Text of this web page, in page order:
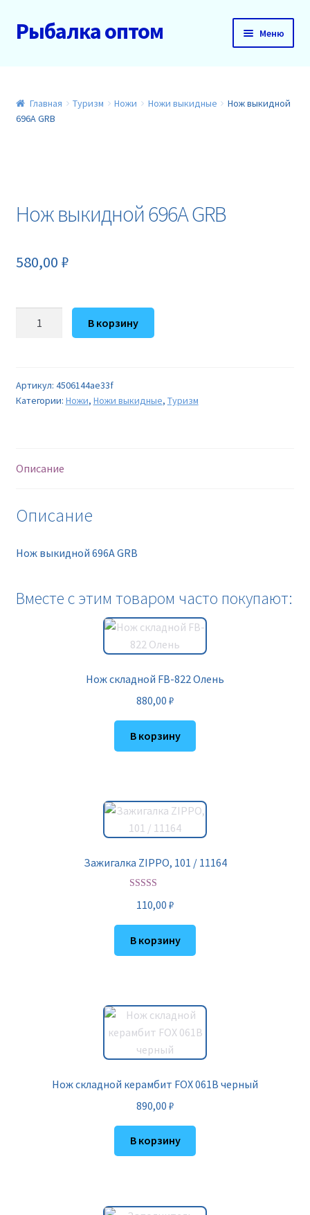
Перейти
к
Перейти
к
Рыбалка оптом Меню
О нас
Новинки
Главная Туризм Ножи Ножи выкидные
Нож выкидной
696A GRB
Нож выкидной 696A GRB
580,00 ₽
Количество
696A
GRB
В корзину
Артикул: 4506144ae33f
Категории: Ножи, Ножи выкидные, Туризм
Описание
Описание
Нож выкидной 696A GRB
Вместе с этим товаром часто покупают:
Нож складной FB-822 Олень
880,00 ₽
В корзину
Зажигалка ZIPPO, 101 / 11164
из 5
110,00 ₽
В корзину
Нож складной керамбит FOX 061B черный
890,00 ₽
В корзину